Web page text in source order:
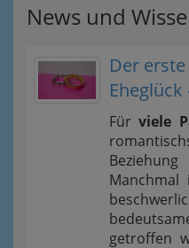
News und
Der
Fürviele
getroffen